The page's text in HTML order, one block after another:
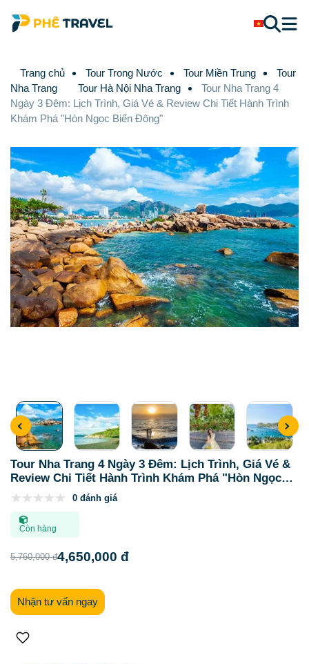
Trang chủ Tour Trong Nước Tour Miền Trung
Tour
Nha Trang
Tour Hà Nội Nha Trang
Tour Nha Trang 4
Ngày 3 Đêm: Lịch Trình, Giá Vé & Review Chi Tiết Hành Trình
Khám Phá "Hòn Ngọc Biển Đông"
Tour Nha Trang 4 Ngày 3 Đêm: Lịch Trình, Giá Vé &
Review Chi Tiết Hành Trình Khám Phá "Hòn Ngọc
Biển Đông" 0 đánh giá
Còn hàng
5,760,000 đ4,650,000 đ
Nhận tư vấn ngay